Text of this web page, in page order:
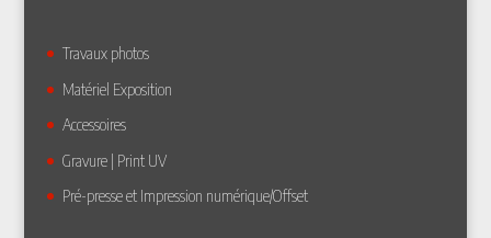
Travaux photos
Matériel Exposition
Accessoires
Gravure | Print UV
Pré-presse et Impression numérique/Offset